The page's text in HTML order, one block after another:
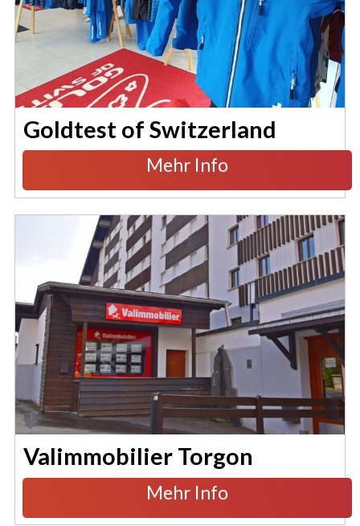
Goldtest of Switzerland
Mehr Info
Valimmobilier Torgon
Mehr Info